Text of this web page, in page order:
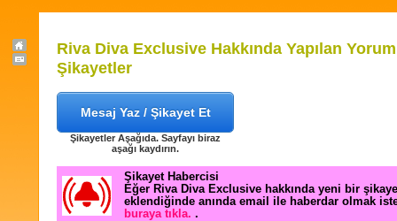
Riva Diva Exclusive Hakkında Yapılan
Şikayetler
Mesaj Yaz / Şikayet Et
Şikayetler Aşağıda. Sayfayı biraz
aşağı kaydırın.
Şikayet Habercisi
Eğer Riva Diva Exclusive hakkında yeni bir
eklendiğinde anında email ile haberdar olmak
buraya tıkla. .